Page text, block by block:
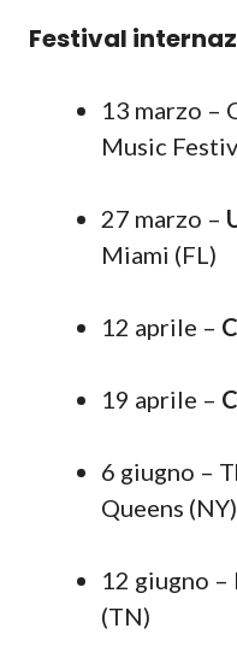
Festival
13 marzo –
Music
27 marzo –
Miami (FL)
12 aprile –
19 aprile –
6 giugno –
Queens (NY)
12 giugno
(TN)